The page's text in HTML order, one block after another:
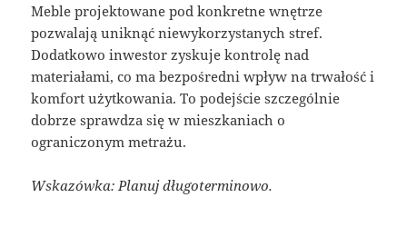
Meble projektowane pod konkretne wnętrze
pozwalają uniknąć niewykorzystanych stref.
Dodatkowo inwestor zyskuje kontrolę nad
materiałami, co ma bezpośredni wpływ na trwałość i
komfort użytkowania. To podejście szczególnie
dobrze sprawdza się w mieszkaniach o
ograniczonym metrażu.
Wskazówka: Planuj długoterminowo.